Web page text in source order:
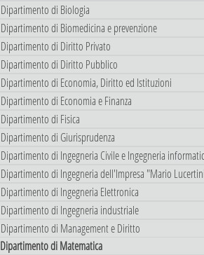
Dipartimento di Biologia
Dipartimento di Biomedicina e prevenzione
Dipartimento di Diritto Privato
Dipartimento di Diritto Pubblico
Dipartimento di Economia, Diritto ed Istituzioni
Dipartimento di Economia e Finanza
Dipartimento di Fisica
Dipartimento di Giurisprudenza
Dipartimento di Ingegneria Civile e Ingegneria
Dipartimento di Ingegneria dell'Impresa "Mario
Dipartimento di Ingegneria Elettronica
Dipartimento di Ingegneria industriale
Dipartimento di Management e Diritto
Dipartimento di Matematica